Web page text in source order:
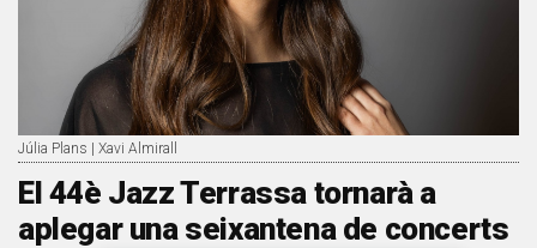
Júlia Plans | Xavi Almirall
El 44è Jazz Terrassa tornarà a
aplegar una seixantena de concerts